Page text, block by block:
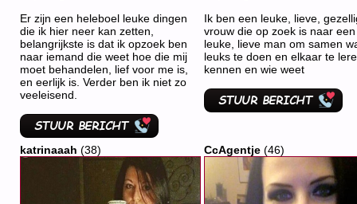
Er zijn een heleboel leuke dingen
die ik hier neer kan zetten,
belangrijkste is dat ik opzoek ben
naar iemand die weet hoe die mij
moet behandelen, lief voor me is,
en eerlijk is. Verder ben ik niet zo
veeleisend.
Ik ben een leuke, lieve,
vrouw die op zoek is naar een
leuke, lieve man om samen
leuks te doen en elkaar te
kennen en wie weet
katrinaaah (38) CcAgentje (46)